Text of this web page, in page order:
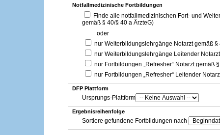
Notfallmedizinische Fortbildungen
Finde alle notfallmedizinischen Fort- und
gemäß § 40/§ 40 a ÄrzteG)
oder
nur Weiterbildungslehrgänge Notarzt gemäß §
nur Weiterbildungslehrgänge Leitender
nur Fortbildungen „Refresher“ Notarzt gemäß
nur Fortbildungen „Refresher“ Leitender
DFP Plattform
Ursprungs-Plattform
Ergebnisreihenfolge
Sortiere gefundene Fortbildungen nach